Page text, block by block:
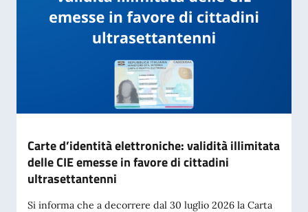
Carte d’identità elettroniche: validità illimitata
delle CIE emesse in favore di cittadini
ultrasettantenni
Si informa che a decorrere dal 30 luglio 2026 la Carta